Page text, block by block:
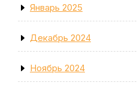
Январь 2025
Декабрь 2024
Ноябрь 2024